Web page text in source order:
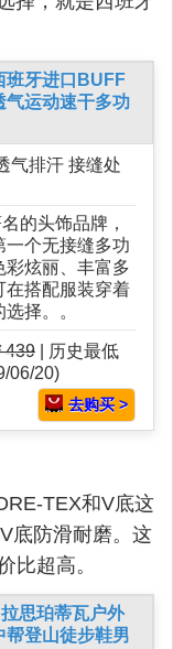
班牙进口BUFF
气运动速干多功
气排汗 接缝处
的头饰品牌，
一个无接缝多功
彩炫丽、丰富多
在搭配服装穿着
择。。
439 | 历史最低
06/20)
去购买 >
TEX和V底这
底防滑耐磨。这
比超高。
思珀蒂瓦户外
帮登山徒步鞋男